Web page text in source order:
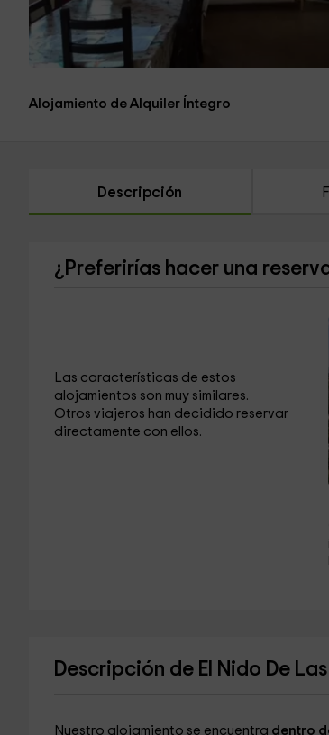
Alojamiento de Alquiler Íntegro
Descripción
¿Preferirías hacer una
Las características de estos
alojamientos son muy similares.
Otros viajeros han decidido reservar
directamente con ellos.
Descripción de El Nido De
Nuestro alojamiento se encuentra dentro